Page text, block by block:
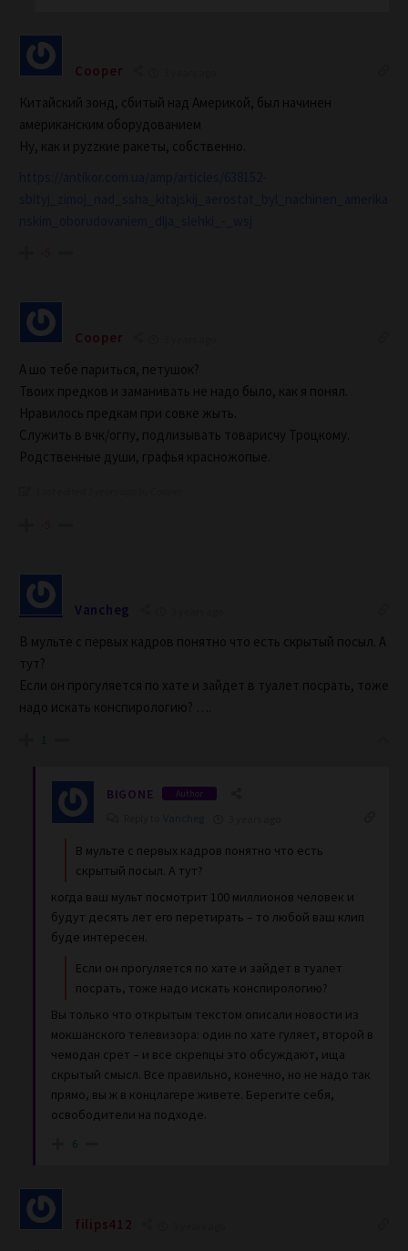
Cooper
Китайский зонд, сбитый над Америкой, был начинен
американским оборудованием
Ну, как и руzzкие ракеты, собственно.
Cooper
А шо тебе париться, петушок?
Твоих предков и заманивать не надо было, как я понял.
Нравилось предкам при совке жыть.
Служить в вчк/огпу, подлизывать товарисчу Троцкому.
Родственные души, графья красножопые.
Vancheg
В мульте с первых кадров понятно что есть скрытый посыл. А
тут?
Если он прогуляется по хате и зайдет в туалет посрать, тоже
надо искать конспирологию? ….
1
BIGONE Author
Vancheg
В мульте с первых кадров понятно что есть
скрытый посыл. А тут?
когда ваш мульт посмотрит 100 миллионов человек и
будут десять лет его перетирать – то любой ваш клип
буде интересен.
Если он прогуляется по хате и зайдет в туалет
посрать, тоже надо искать конспирологию?
Вы только что открытым текстом описали новости из
мокшанского телевизора: один по хате гуляет, второй в
чемодан срет – и все скрепцы это обсуждают, ища
скрытый смысл. Все правильно, конечно, но не надо так
прямо, вы ж в концлагере живете. Берегите себя,
освободители на подходе.
6
filips412